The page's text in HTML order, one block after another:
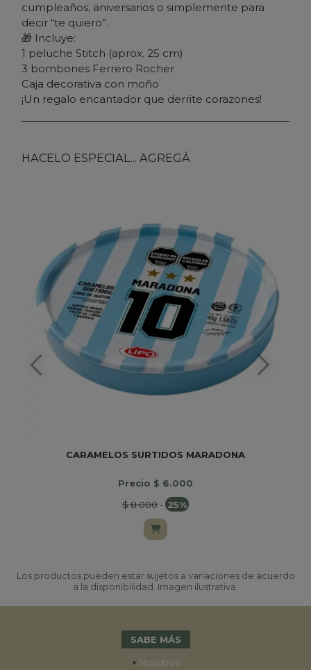
cumpleaños, aniversarios o simplemente para
decir “te quiero”.
🎁 Incluye:
1 peluche Stitch (aprox. 25 cm)
3 bombones Ferrero Rocher
Caja decorativa con moño
¡Un regalo encantador que derrite corazones!
HACELO ESPECIAL... AGREGÁ
CARAMELOS SURTIDOS MARADONA
Precio $ 6.000
$ 8.000- 25%
Los productos pueden estar sujetos a variaciones de acuerdo
a la disponibilidad. Imagen ilustrativa.
SABE MÁS
• Nosotros